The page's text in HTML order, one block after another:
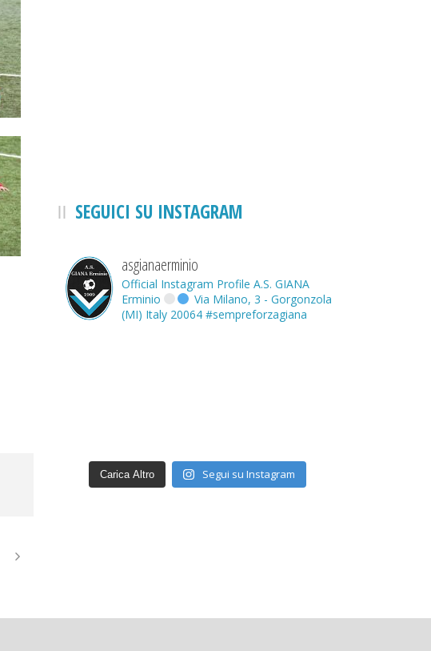
SEGUICI SU INSTAGRAM
asgianaerminio
Official Instagram Profile A.S. GIANA
Erminio
Via Milano, 3 - Gorgonzola
(MI) Italy 20064 #sempreforzagiana
Carica Altro Segui su Instagram